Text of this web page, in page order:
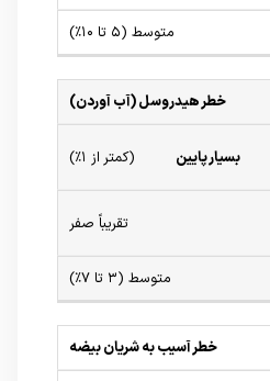
متوسط (۵ تا ۱۰٪)
خطر هیدروسل (آب آوردن)
بسیار پایین (کمتر از ۱٪)
تقریباً صفر
متوسط (۳ تا ۷٪)
خطر آسیب به شریان بیضه